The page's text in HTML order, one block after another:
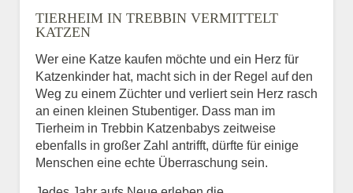
BILD HOCHLADEN
Vermisst seit
Ort des Verschwindens
TIERHEIM IN TREBBIN VERMITTELT
KATZEN
Wer eine Katze kaufen möchte und ein Herz für
Katzenkinder hat, macht sich in der Regel auf den
Weg zu einem Züchter und verliert sein Herz rasch
an einen kleinen Stubentiger. Dass man im
Tierheim in Trebbin Katzenbabys zeitweise
ebenfalls in großer Zahl antrifft, dürfte für einige
Menschen eine echte Überraschung sein.